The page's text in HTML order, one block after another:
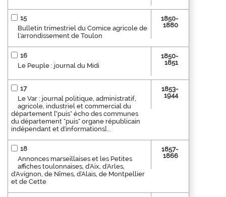
15
Bulletin trimestriel du Comice agricole de
l'arrondissement de Toulon
1850-
1880
16
Le Peuple : journal du Midi
1850-
1851
17
Le Var : journal politique, administratif,
agricole, industriel et commercial du
département ["puis" écho des communes
du département "puis" organe républicain
indépendant et d'informations]...
1853-
1944
18
Annonces marseillaises et les Petites
affiches toulonnaises, d'Aix, d'Arles,
d'Avignon, de Nîmes, d'Alais, de Montpellier
et de Cette
1857-
1866